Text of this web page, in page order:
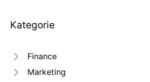
Kategorie
Finance
Marketing